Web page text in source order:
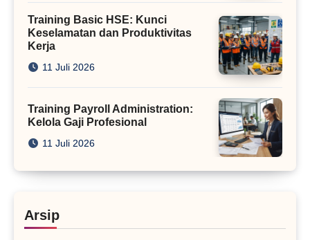
Training Basic HSE: Kunci
Keselamatan dan Produktivitas
Kerja
11 Juli 2026
Training Payroll Administration:
Kelola Gaji Profesional
11 Juli 2026
Arsip